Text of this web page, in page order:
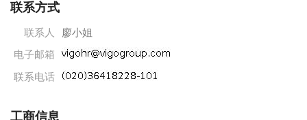
联系方式
联系人
廖小姐
电子邮箱
联系电话
工商信息